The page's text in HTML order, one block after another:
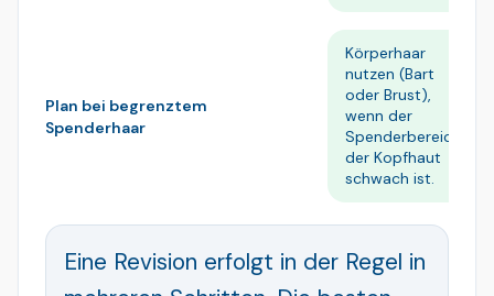
Plan bei begrenztem
Spenderhaar
Körperhaar
nutzen (Bart
oder Brust),
wenn der
Spenderbereich
der Kopfhaut
schwach ist.
Eine Revision erfolgt in der Regel in